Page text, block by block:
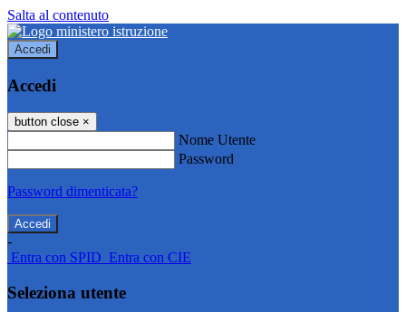
Salta al contenuto
Accedi
Accedi
button close ×
Nome Utente
Password
Password dimenticata?
-
Entra con SPID Entra con CIE
Seleziona utente